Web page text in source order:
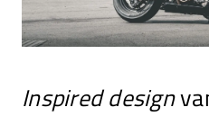
Inspired design